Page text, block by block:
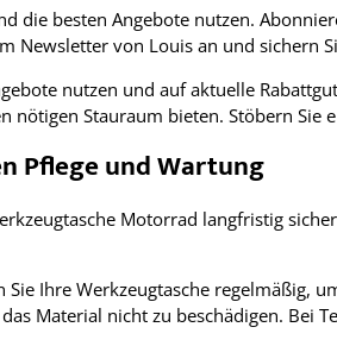
die besten Angebote nutzen.
Newsletter von Louis an und sichern
nutzen und auf aktuelle
nötigen Stauraum bieten. Stöbern Sie
Pflege und Wartung
Motorrad langfristig
Sie Ihre Werkzeugtasche regelmäßig,
Material nicht zu beschädigen. Bei